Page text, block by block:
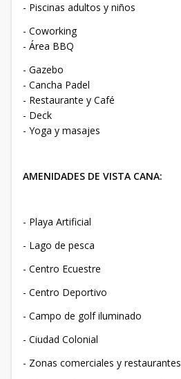
- Piscinas adultos y niños
- Coworking
- Área BBQ
- Gazebo
- Cancha Padel
- Restaurante y Café
- Deck
- Yoga y masajes
AMENIDADES DE VISTA CANA:
- Playa Artificial
- Lago de pesca
- Centro Ecuestre
- Centro Deportivo
- Campo de golf iluminado
- Ciudad Colonial
- Zonas comerciales y restaurantes